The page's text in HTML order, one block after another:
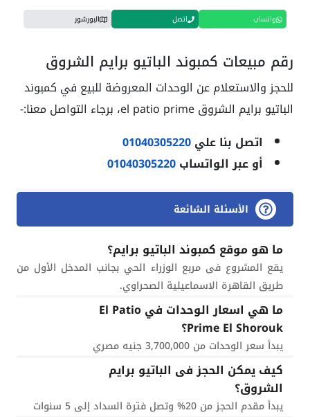
واتساب اتصل البورشور
رقم مبيعات كمبوند الباتيو برايم الشروق
للحجز والاستعلام عن الوحدات المعروضة للبيع في كمبوند
الباتيو برايم الشروق el patio prime، برجاء التواصل معنا:-
اتصل بنا علي01040305220
أو عبر الواتساب01040305220
الأسئلة الشائعة
ما هو موقع كمبوند الباتيو برايم؟
يقع المشروع فى مربع الوزراء الحي بجانب المدخل الأول من
طريق القاهرة الاسماعيلية الصحراوي.
ما هي اسعار الوحدات في El Patio
Prime El Shorouk؟
يبدأ سعر الوحدات من 3,700,000 جنيه مصري
كيف يمكن الحجز فى الباتيو برايم
الشروق؟
يبدأ مقدم الحجز من 20% وتصل فترة السداد إلى 5 سنوات